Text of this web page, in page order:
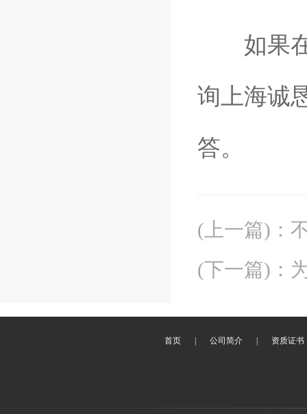
如果在
询上海诚
答。
(上一篇) ：
(下一篇) ：
首页 公司简介 资质证书